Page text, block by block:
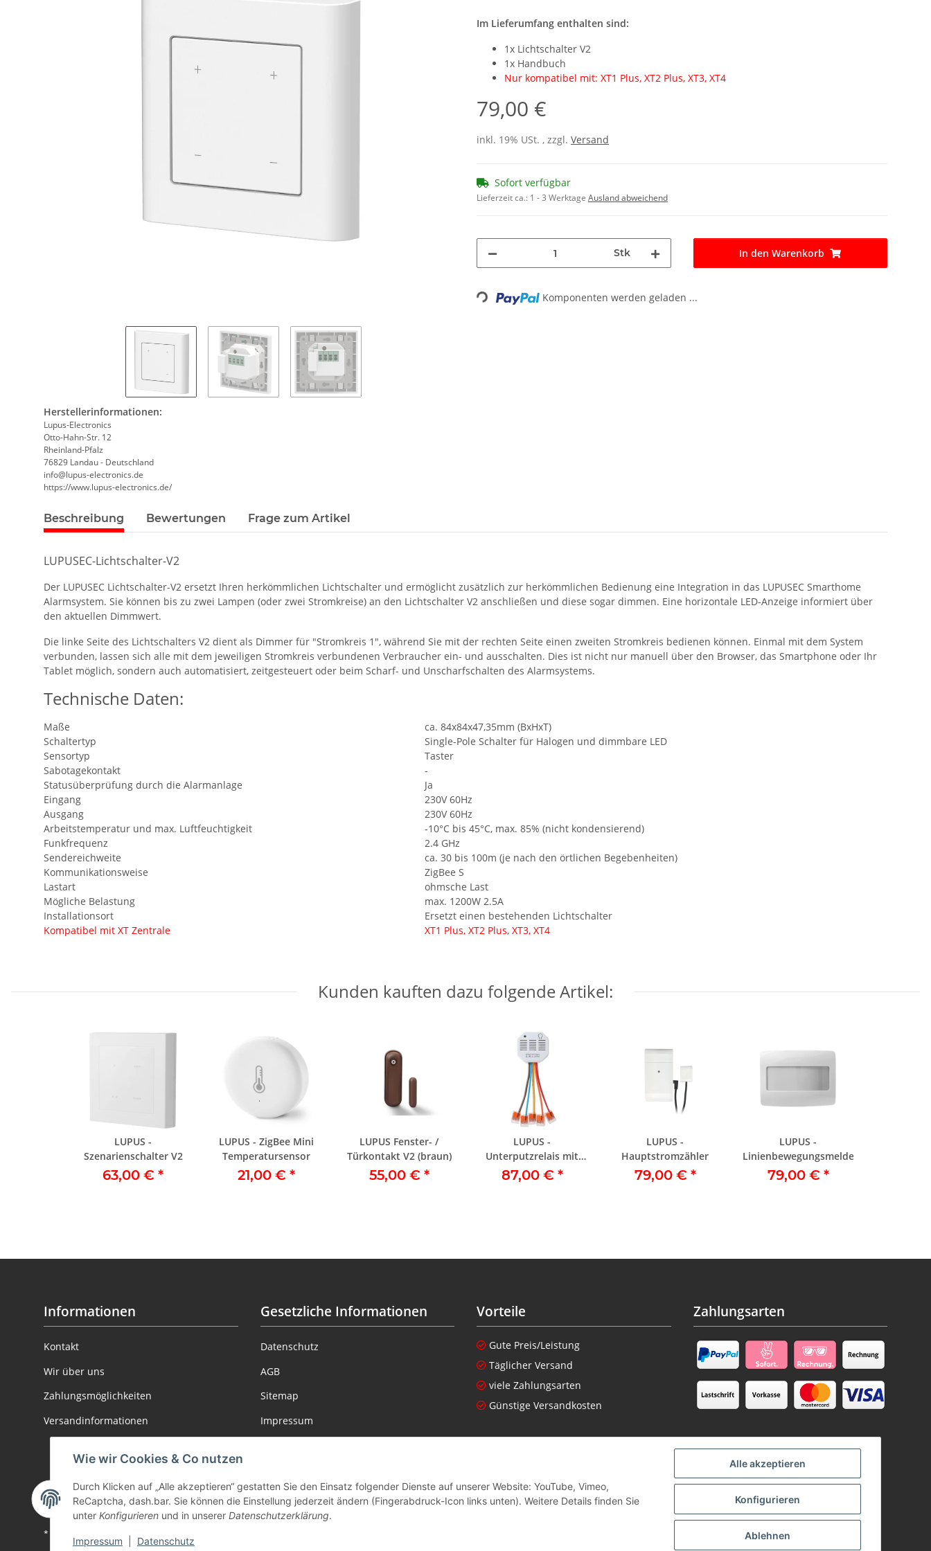
Alle akzeptieren
Konfigurieren
Ablehnen
Wie wir Cookies & Co nutzen
Durch Klicken auf „Alle akzeptieren“ gestatten Sie den Einsatz folgender Dienste auf unserer Website: YouTube, Vimeo,
ReCaptcha, dash.bar. Sie können die Einstellung jederzeit ändern (Fingerabdruck-Icon links unten). Weitere Details finden Sie
unter Konfigurieren und in unserer Datenschutzerklärung.
Impressum Datenschutz
Im Lieferumfang enthalten sind:
1x Lichtschalter V2
1x Handbuch
Nur kompatibel mit: XT1 Plus, XT2 Plus, XT3, XT4
79,00 €
inkl. 19% USt. , zzgl. Versand
Sofort verfügbar
Lieferzeit ca.: 1 - 3 Werktage Ausland abweichend
Stk In den Warenkorb
Loading... Komponenten werden geladen ...
Herstellerinformationen:
Lupus-Electronics
Otto-Hahn-Str. 12
Rheinland-Pfalz
76829 Landau - Deutschland
info@lupus-electronics.de
https://www.lupus-electronics.de/
Beschreibung Bewertungen Frage zum Artikel
LUPUSEC-Lichtschalter-V2
Der LUPUSEC Lichtschalter-V2 ersetzt Ihren herkömmlichen Lichtschalter und ermöglicht zusätzlich zur herkömmlichen Bedienung eine Integration in das LUPUSEC Smarthome
Alarmsystem. Sie können bis zu zwei Lampen (oder zwei Stromkreise) an den Lichtschalter V2 anschließen und diese sogar dimmen. Eine horizontale LED-Anzeige informiert über
den aktuellen Dimmwert.
Die linke Seite des Lichtschalters V2 dient als Dimmer für "Stromkreis 1", während Sie mit der rechten Seite einen zweiten Stromkreis bedienen können. Einmal mit dem System
verbunden, lassen sich alle mit dem jeweiligen Stromkreis verbundenen Verbraucher ein- und ausschalten. Dies ist nicht nur manuell über den Browser, das Smartphone oder Ihr
Tablet möglich, sondern auch automatisiert, zeitgesteuert oder beim Scharf- und Unscharfschalten des Alarmsystems.
Technische Daten:
Maße
ca. 84x84x47,35mm (BxHxT)
Schaltertyp
Single-Pole Schalter für Halogen und dimmbare LED
Sensortyp
Taster
Sabotagekontakt
-
Statusüberprüfung durch die Alarmanlage
Ja
Eingang
230V 60Hz
Ausgang
230V 60Hz
Arbeitstemperatur und max. Luftfeuchtigkeit
-10°C bis 45°C, max. 85% (nicht kondensierend)
Funkfrequenz
2.4 GHz
Sendereichweite
ca. 30 bis 100m (je nach den örtlichen Begebenheiten)
Kommunikationsweise
ZigBee S
Lastart
ohmsche Last
Mögliche Belastung
max. 1200W 2.5A
Installationsort
Ersetzt einen bestehenden Lichtschalter
Kompatibel mit XT Zentrale
XT1 Plus, XT2 Plus, XT3, XT4
Kunden kauften dazu folgende Artikel:
LUPUS -
Szenarienschalter V2
63,00 € *
LUPUS - ZigBee Mini
Temperatursensor
21,00 € *
LUPUS Fenster- /
Türkontakt V2 (braun)
55,00 € *
LUPUS -
Unterputzrelais mit
Stromzähler V3
87,00 € *
LUPUS -
Hauptstromzähler
79,00 € *
LUPUS -
Linienbewegungsmelder
79,00 € *
Informationen
Kontakt
Wir über uns
Zahlungsmöglichkeiten
Versandinformationen
Gesetzliche Informationen
Datenschutz
AGB
Sitemap
Impressum
Widerrufsrecht
Vorteile
Gute Preis/Leistung
Täglicher Versand
viele Zahlungsarten
Günstige Versandkosten
Zahlungsarten
* Alle Preise inkl. gesetzlicher USt., zzgl.